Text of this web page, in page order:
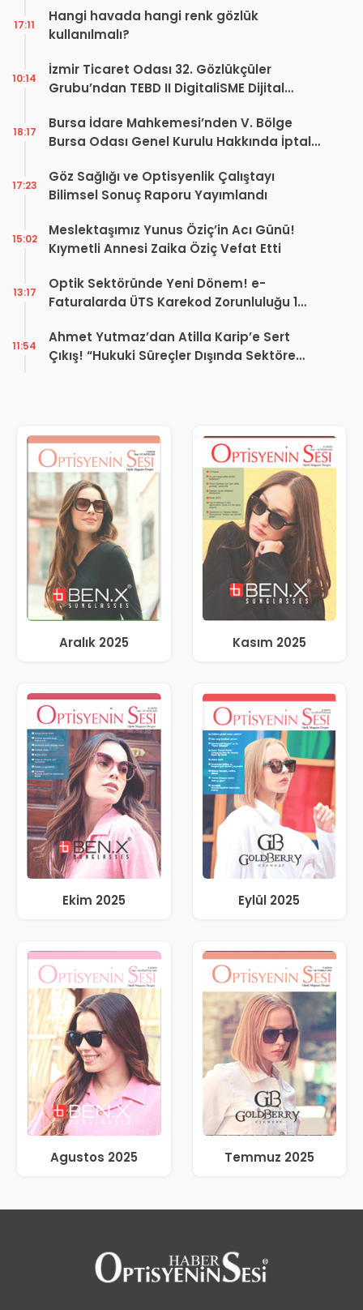
Hangi havada hangi renk gözlük
kullanılmalı?
17:11
İzmir Ticaret Odası 32. Gözlükçüler
Grubu’ndan TEBD II DigitaliSME Dijital
10:14
Bursa İdare Mahkemesi’nden V. Bölge
Bursa Odası Genel Kurulu Hakkında İptal
18:17
Göz Sağlığı ve Optisyenlik Çalıştayı
Bilimsel Sonuç Raporu Yayımlandı
17:23
Meslektaşımız Yunus Öziç’in Acı Günü!
Kıymetli Annesi Zaika Öziç Vefat Etti
15:02
Optik Sektöründe Yeni Dönem! e-
Faturalarda ÜTS Karekod Zorunluluğu 1
13:17
Ahmet Yutmaz’dan Atilla Karip’e Sert
Çıkış! “Hukuki Süreçler Dışında Sektöre
11:54
Aralık 2025 Kasım 2025
Ekim 2025 Eylül 2025
Agustos 2025 Temmuz 2025